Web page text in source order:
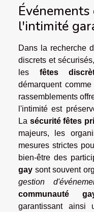
l'intimité
Dans la recherche
discrets et
les fêtes
démarquent
rassemblements
l'intimité est
La sécurité fêtes
majeurs, les
mesures strictes
bien-être des
gay sont souvent
gestion
communauté
garantissant ainsi